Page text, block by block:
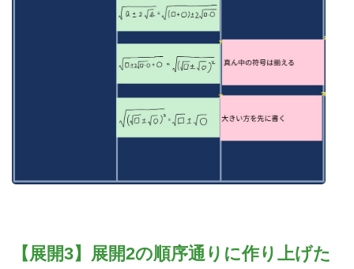
【展開3】展開2の順序通りに作り上げた